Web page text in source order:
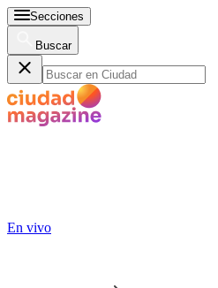
Secciones
Buscar
En vivo